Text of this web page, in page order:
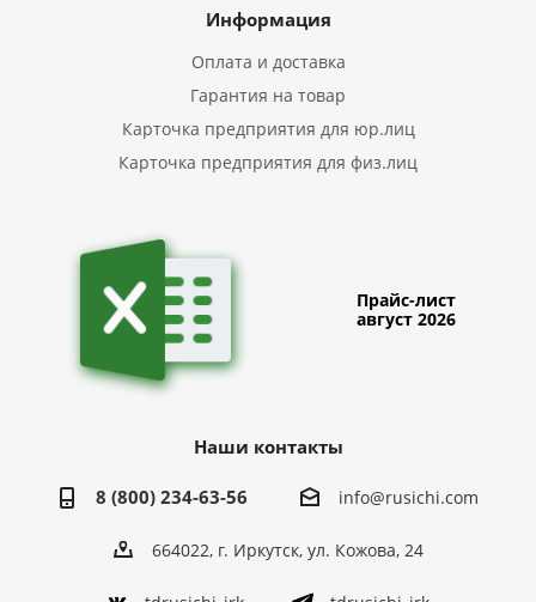
Информация
Оплата и доставка
Гарантия на товар
Карточка предприятия для юр.лиц
Карточка предприятия для физ.лиц
Прайс-лист
август 2026
Наши контакты
8 (800) 234-63-56 info@rusichi.com
664022, г. Иркутск, ул. Кожова, 24